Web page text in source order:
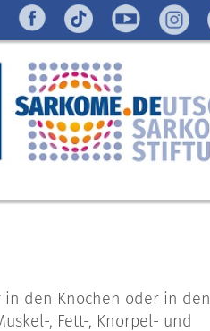
in den Knochen oder in den
, Fett-, Knorpel- und